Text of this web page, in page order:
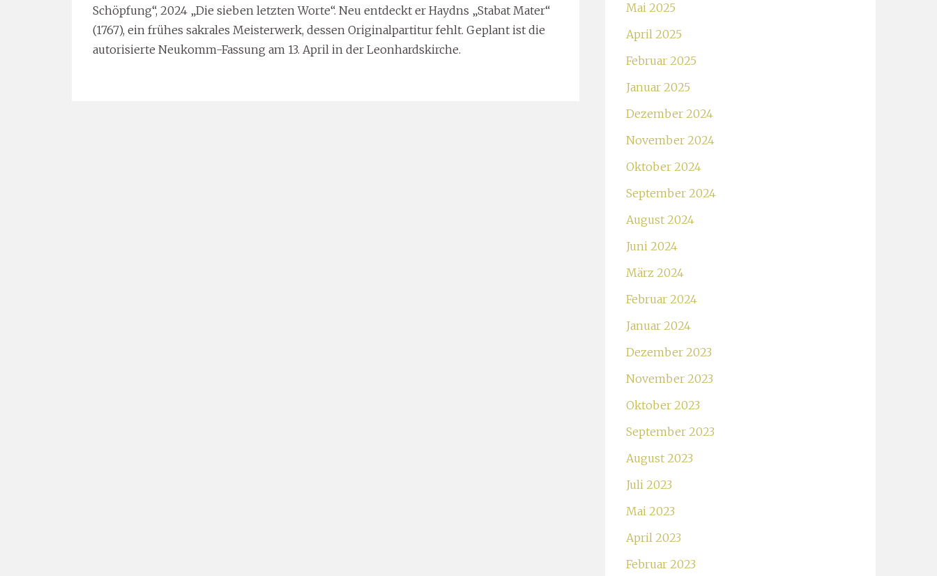
Schöpfung“, 2024 „Die sieben letzten Worte“. Neu entdeckt er Haydns „Stabat Mater“
(1767), ein frühes sakrales Meisterwerk, dessen Originalpartitur fehlt. Geplant ist die
autorisierte Neukomm-Fassung am 13. April in der Leonhardskirche.
Mai 2025
April 2025
Februar 2025
Januar 2025
Dezember 2024
November 2024
Oktober 2024
September 2024
August 2024
Juni 2024
März 2024
Februar 2024
Januar 2024
Dezember 2023
November 2023
Oktober 2023
September 2023
August 2023
Juli 2023
Mai 2023
April 2023
Februar 2023